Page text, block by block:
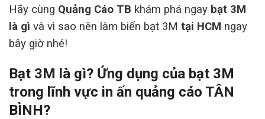
Hãy cùng Quảng Cáo TB khám phá ngay bạt 3M
là gì và vì sao nên làm biển bạt 3M tại HCM ngay
bây giờ nhé!
Bạt 3M là gì? Ứng dụng của bạt 3M
trong lĩnh vực in ấn quảng cáo TÂN
BÌNH?